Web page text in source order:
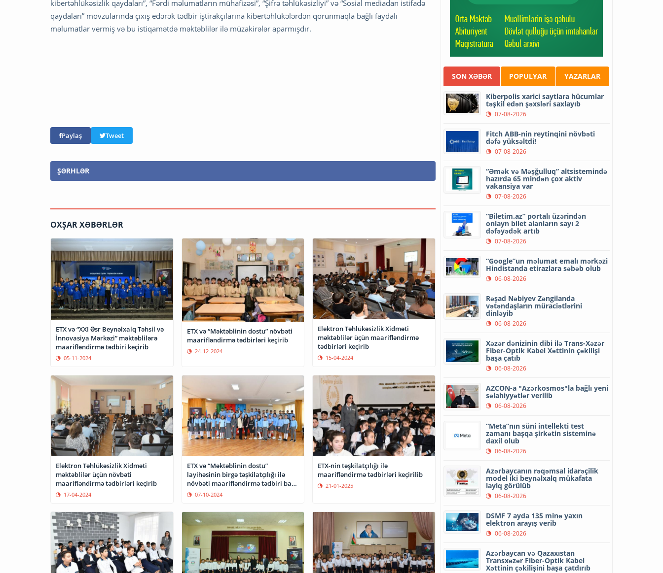
kibertəhlükəsizlik qaydaları”, “Fərdi məlumatların mühafizəsi”, “Şifrə təhlükəsizliyi” və “Sosial mediadan istifadə
qaydaları” mövzularında çıxış edərək tədbir iştirakçılarına kibertəhlükələrdən qorunmaqla bağlı faydalı
məlumatlar vermiş və bu istiqamətdə məktəblilər ilə müzakirələr aparmışdır.
Paylaş Tweet
ŞƏRHLƏR
OXŞAR XƏBƏRLƏR
ETX və “XXI Əsr Beynəlxalq Təhsil və
İnnovasiya Mərkəzi” məktəblilərə
maarifləndirmə tədbiri keçirib
05-11-2024
ETX və “Məktəblinin dostu” növbəti
maarifləndirmə tədbirləri keçirib
24-12-2024
Elektron Təhlükəsizlik Xidməti
məktəblilər üçün maarifləndirmə
tədbirləri keçirib
15-04-2024
Elektron Təhlükəsizlik Xidməti
məktəblilər üçün növbəti
maarifləndirmə tədbirləri keçirib
17-04-2024
ETX və “Məktəblinin dostu”
layihəsinin birgə təşkilatçılığı ilə
növbəti maarifləndirmə tədbiri baş
tutub07-10-2024
ETX-nin təşkilatçılığı ilə
maarifləndirmə tədbirləri keçirilib
21-01-2025
SON XƏBƏR POPULYAR YAZARLAR
Kiberpolis xarici saytlara hücumlar
təşkil edən şəxsləri saxlayıb
07-08-2026
Fitch ABB-nin reytinqini növbəti
dəfə yüksəltdi!
07-08-2026
“Əmək və Məşğulluq” altsistemində
hazırda 65 mindən çox aktiv
vakansiya var
07-08-2026
“Biletim.az” portalı üzərindən
onlayn bilet alanların sayı 2
dəfəyədək artıb
07-08-2026
“Google”un məlumat emalı mərkəzi
Hindistanda etirazlara səbəb olub
06-08-2026
Rəşad Nəbiyev Zəngilanda
vətəndaşların müraciətlərini
dinləyib
06-08-2026
Xəzər dənizinin dibi ilə Trans-Xəzər
Fiber-Optik Kabel Xəttinin çəkilişi
başa çatıb
06-08-2026
AZCON-a "Azərkosmos"la bağlı yeni
səlahiyyətlər verilib
06-08-2026
“Meta”nın süni intellekti test
zamanı başqa şirkətin sisteminə
daxil olub
06-08-2026
Azərbaycanın rəqəmsal idarəçilik
model iki beynəlxalq mükafata
layiq görülüb
06-08-2026
DSMF 7 ayda 135 minə yaxın
elektron arayış verib
06-08-2026
Azərbaycan və Qazaxıstan
Transxəzər Fiber-Optik Kabel
Xəttinin çəkilişini başa çatdırıb